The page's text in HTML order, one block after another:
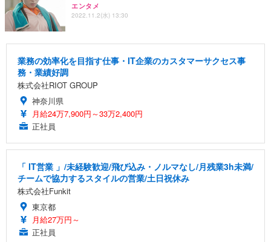
エンタメ
2022.11.2(水) 13:30
業務の効率化を目指す仕事・IT企業のカスタマーサクセス事
務・業績好調
株式会社RIOT GROUP
神奈川県
月給24万7,900円～33万2,400円
正社員
「 IT営業 」/未経験歓迎/飛び込み・ノルマなし/月残業3h未満/
チームで協力するスタイルの営業/土日祝休み
株式会社Funkit
東京都
月給27万円～
正社員